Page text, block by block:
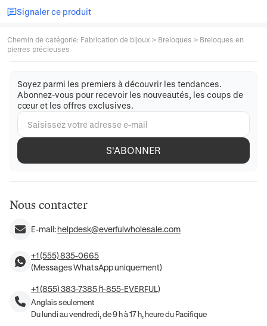
Signaler ce produit
Chemin de catégorie: Fabrication de bijoux > Breloques > Breloques en
pierres précieuses
Soyez parmi les premiers à découvrir les tendances.
Abonnez-vous pour recevoir les nouveautés, les coups de
cœur et les offres exclusives.
S'ABONNER
Nous contacter
E-mail:helpdesk@everfulwholesale.com
+1 (555) 835-0665
(Messages WhatsApp uniquement)
+1 (855) 383-7385 (1-855-EVERFUL)
Anglais seulement
Du lundi au vendredi, de 9 h à 17 h, heure du Pacifique